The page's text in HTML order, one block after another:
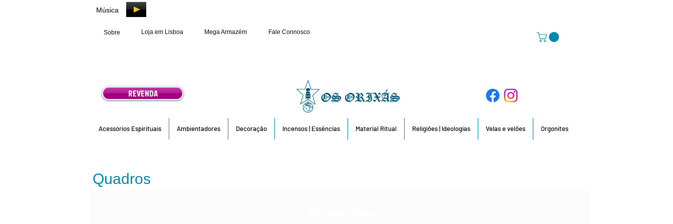
Música
Sobre Loja em Lisboa Mega Armazém Fale Connosco
REVENDA
Acessórios Espirituais Ambientadores Decoração Incensos | Essências Material Ritual Religiões | Ideologias Velas e velões Orgonites
Quadros